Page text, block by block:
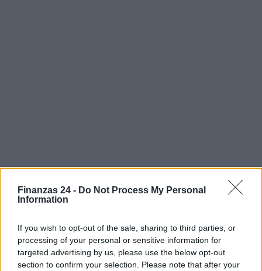
Finanzas 24 - Do Not Process My Personal
Information
If you wish to opt-out of the sale, sharing to third parties, or
processing of your personal or sensitive information for
targeted advertising by us, please use the below opt-out
section to confirm your selection. Please note that after your
Sigue leyendo
INVERSIONES